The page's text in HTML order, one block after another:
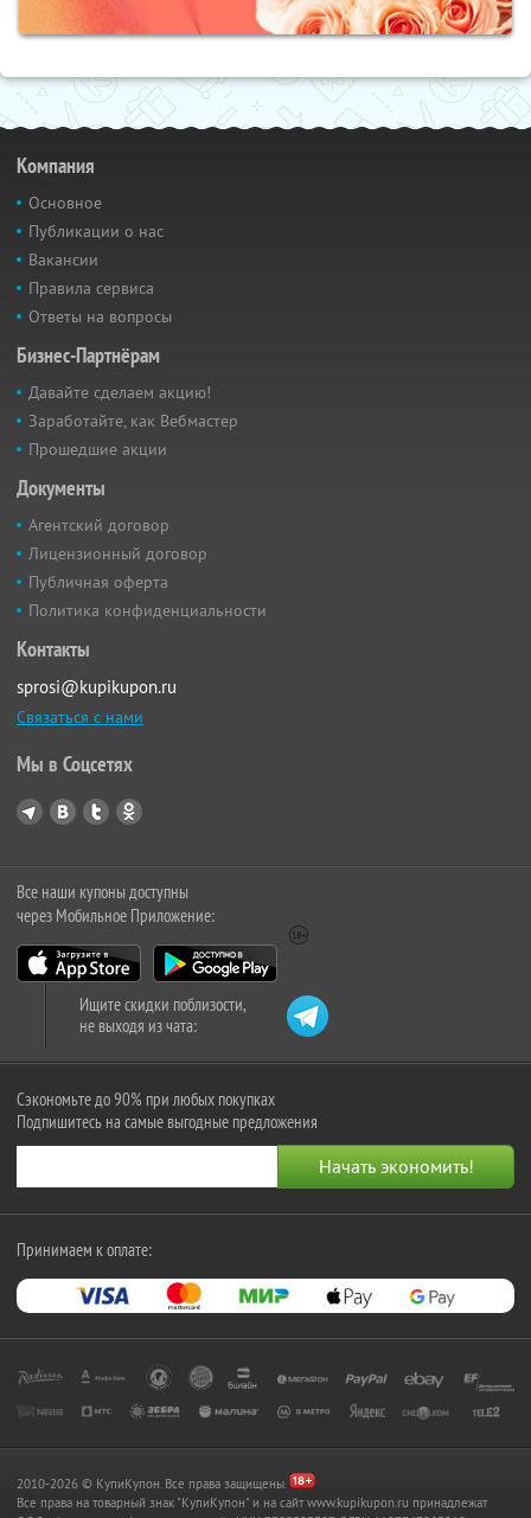
Компания
Основное
Публикации о нас
Вакансии
Правила сервиса
Ответы на вопросы
Бизнес-Партнёрам
Давайте сделаем акцию!
Заработайте, как Вебмастер
Прошедшие акции
Документы
Агентский договор
Лицензионный договор
Публичная оферта
Политика конфиденциальности
Контакты
sprosi@kupikupon.ru
Связаться с нами
Мы в Соцсетях
Все наши купоны доступны
через Мобильное Приложение:
Ищите скидки поблизости,
не выходя из чата:
Сэкономьте до 90% при любых покупках
Подпишитесь на самые выгодные предложения
Принимаем к оплате:
2010-2026 © КупиКупон. Все права защищены.
Все права на товарный знак "КупиКупон" и на сайт www.kupikupon.ru принадлежат